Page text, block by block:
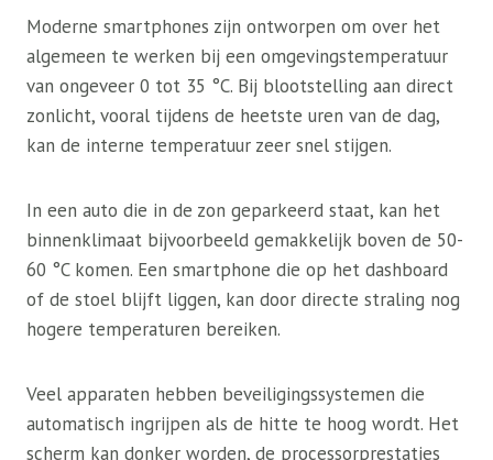
Moderne smartphones zijn ontworpen om over het
algemeen te werken bij een omgevingstemperatuur
van ongeveer 0 tot 35 °C. Bij blootstelling aan direct
zonlicht, vooral tijdens de heetste uren van de dag,
kan de interne temperatuur zeer snel stijgen.
In een auto die in de zon geparkeerd staat, kan het
binnenklimaat bijvoorbeeld gemakkelijk boven de 50-
60 °C komen. Een smartphone die op het dashboard
of de stoel blijft liggen, kan door directe straling nog
hogere temperaturen bereiken.
Veel apparaten hebben beveiligingssystemen die
automatisch ingrijpen als de hitte te hoog wordt. Het
scherm kan donker worden, de processorprestaties